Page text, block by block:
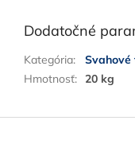
Dodatočné
Kategória:
Svahové
Hmotnosť: 20 kg
Z